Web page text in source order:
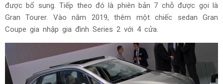
được bổ sung. Tiếp theo đó là phiên bản 7 chỗ được gọi là
Gran Tourer. Vào năm 2019, thêm một chiếc sedan Gran
Coupe gia nhập gia đình Series 2 với 4 cửa.